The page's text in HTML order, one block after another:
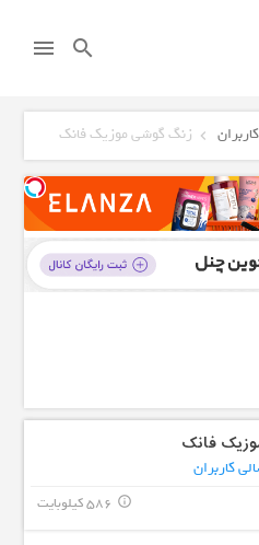
search
menu
زنگ گوشی موزیک فانک
فانک
کاربران
586 کیلوبایت info_outline